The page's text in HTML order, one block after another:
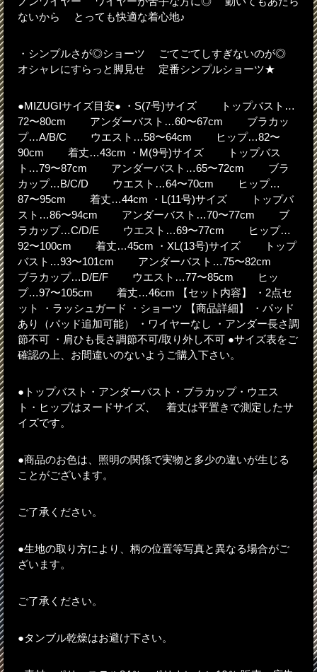
ないから とっても快適な着心地♪
・シンプルさが◎ショーツ ごてごてしすぎないのが◎
オシャレにすらっと脚見せ 定番シンプルショーツ★
●MIZUGIサイズ目安● ・S(7号)サイズ トップバスト…
72〜80cm アンダーバスト…60〜67cm ブラカッ
プ…A/B/C ウエスト…58〜64cm ヒップ…82〜
90cm 着丈…43cm ・M(9号)サイズ トップバス
ト…79〜87cm アンダーバスト…65〜72cm ブラ
カップ…B/C/D ウエスト…64〜70cm ヒップ…
87〜95cm 着丈…44cm ・L(11号)サイズ トップバ
スト…86〜94cm アンダーバスト…70〜77cm ブ
ラカップ…C/D/E ウエスト…69〜77cm ヒップ…
92〜100cm 着丈…45cm ・XL(13号)サイズ トップ
バスト…93〜101cm アンダーバスト…75〜82cm
ブラカップ…D/E/F ウエスト…77〜85cm ヒッ
プ…97〜105cm 着丈…46cm 【セット内容】 ・2点セ
ット ・ラッシュガード ・ショーツ 【商品詳細】 ・パッド
あり（パッド追加可能） ・ワイヤーなし ・アンダー長さ調
節不可 ・肩ひも長さ調節不可/取り外し不可 ●サイズ表をご
確認の上、お間違いのないようご購入下さい。
●トップバスト・アンダーバスト・ブラカップ・ウエス
ト・ヒップはヌードサイズ、 着丈は平置きで測定したサ
イズです。
●商品のお色は、照明の関係で実物と多少の違いが生じる
ことがございます。
ご了承ください。
●生地の取り方により、柄の位置等写真と異なる場合がご
ざいます。
ご了承ください。
●タンブル乾燥はお避け下さい。